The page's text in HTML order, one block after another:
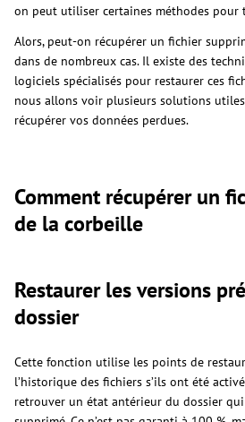
on peut utiliser certaines méthodes pour
Alors, peut-on récupérer un fichier
dans de nombreux cas. Il existe des
logiciels spécialisés pour restaurer ces
nous allons voir plusieurs solutions
récupérer vos données perdues.
Comment récupérer un
de la corbeille
Restaurer les versions
dossier
Cette fonction utilise les points de
l’historique des fichiers s’ils ont été
retrouver un état antérieur du dossier